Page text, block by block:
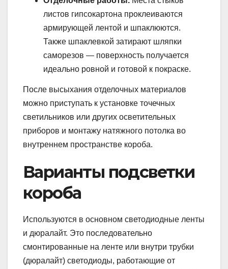
листов гипсокартона проклеиваются
армирующей лентой и шпаклюются.
Также шпаклевкой затирают шляпки
саморезов — поверхность получается
идеально ровной и готовой к покраске.
После высыхания отделочных материалов
можно приступать к установке точечных
светильников или других осветительных
приборов и монтажу натяжного потолка во
внутреннем пространстве короба.
Варианты подсветки
короба
Используются в основном светодиодные ленты
и дюралайт. Это последовательно
смонтированные на ленте или внутри трубки
(дюралайт) светодиоды, работающие от